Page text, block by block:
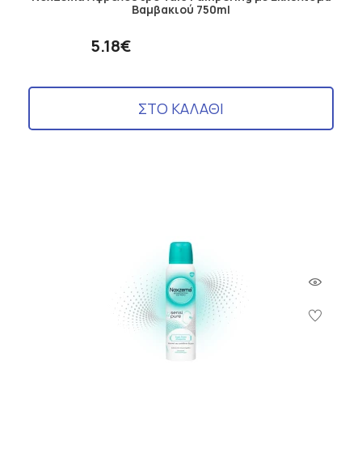
Βαμβακιού 750ml
5.18€
ΣΤΟ ΚΑΛΑΘΙ